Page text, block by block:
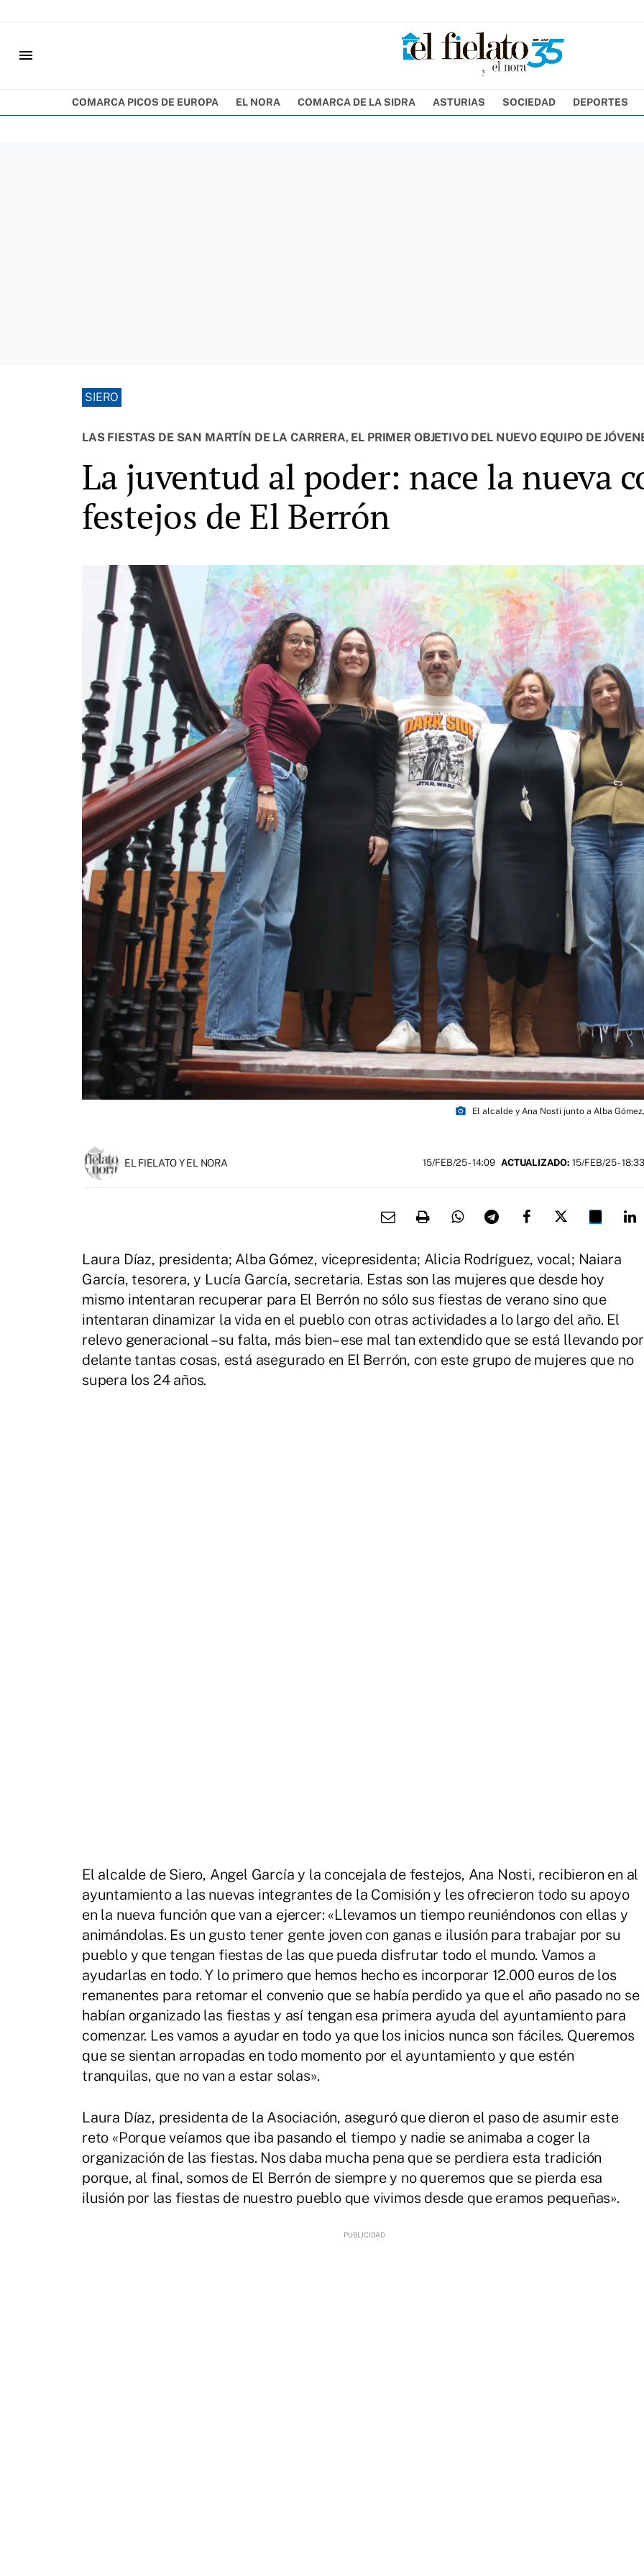
menu
COMARCA PICOS DE EUROPA EL NORA COMARCA DE LA SIDRA ASTURIAS SOCIEDAD DEPORTES
SIERO
LAS FIESTAS DE SAN MARTÍN DE LA CARRERA, EL PRIMER OBJETIVO DEL NUEVO EQUIPO DE
La juventud al poder: nace la nueva
festejos de El Berrón
photo_camera El alcalde y Ana Nosti junto a Alba
EL FIELATO Y EL NORA 15/FEB/25- 14:09 ACTUALIZADO: 15/FEB/25 - 18:33
Laura Díaz, presidenta; Alba Gómez, vicepresidenta; Alicia Rodríguez, vocal; Naiara
García, tesorera, y Lucía García, secretaria. Estas son las mujeres que desde hoy
mismo intentaran recuperar para El Berrón no sólo sus fiestas de verano sino que
intentaran dinamizar la vida en el pueblo con otras actividades a lo largo del año. El
relevo generacional –su falta, más bien– ese mal tan extendido que se está llevando por
delante tantas cosas, está asegurado en El Berrón, con este grupo de mujeres que no
supera los 24 años.
El alcalde de Siero, Angel García y la concejala de festejos, Ana Nosti, recibieron en al
ayuntamiento a las nuevas integrantes de la Comisión y les ofrecieron todo su apoyo
en la nueva función que van a ejercer: «Llevamos un tiempo reuniéndonos con ellas y
animándolas. Es un gusto tener gente joven con ganas e ilusión para trabajar por su
pueblo y que tengan fiestas de las que pueda disfrutar todo el mundo. Vamos a
ayudarlas en todo. Y lo primero que hemos hecho es incorporar 12.000 euros de los
remanentes para retomar el convenio que se había perdido ya que el año pasado no se
habían organizado las fiestas y así tengan esa primera ayuda del ayuntamiento para
comenzar. Les vamos a ayudar en todo ya que los inicios nunca son fáciles. Queremos
que se sientan arropadas en todo momento por el ayuntamiento y que estén
tranquilas, que no van a estar solas».
Laura Díaz, presidenta de la Asociación, aseguró que dieron el paso de asumir este
reto «Porque veíamos que iba pasando el tiempo y nadie se animaba a coger la
organización de las fiestas. Nos daba mucha pena que se perdiera esta tradición
porque, al final, somos de El Berrón de siempre y no queremos que se pierda esa
ilusión por las fiestas de nuestro pueblo que vivimos desde que eramos pequeñas».